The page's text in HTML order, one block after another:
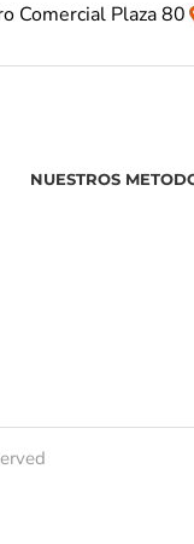
Comercial Plaza 80
NUESTROS